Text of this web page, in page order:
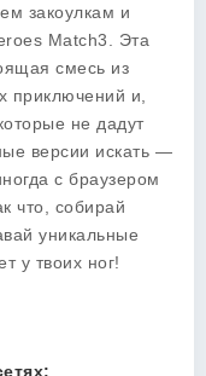
закоулкам и
Match3 . Эта
смесь из
приключений и,
не дадут
версии искать —
с браузером
что, собирай
уникальные
у твоих ног!